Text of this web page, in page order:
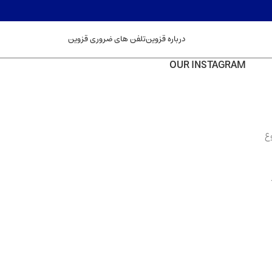
درباره قزوینتلفن های ضروری قزوین
OUR INSTAGRAM